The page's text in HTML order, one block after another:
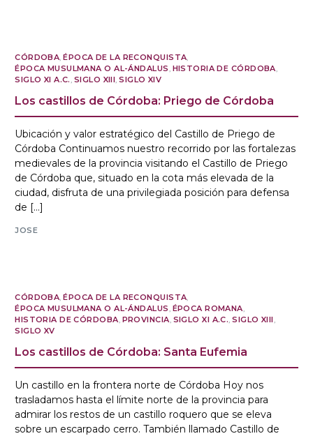
CÓRDOBA,ÉPOCA DE LA RECONQUISTA,
ÉPOCA MUSULMANA O AL-ÁNDALUS, HISTORIA DE CÓRDOBA,
SIGLO XI A.C., SIGLO XIII,SIGLO XIV
Los castillos de Córdoba: Priego de Córdoba
Ubicación y valor estratégico del Castillo de Priego de
Córdoba Continuamos nuestro recorrido por las fortalezas
medievales de la provincia visitando el Castillo de Priego
de Córdoba que, situado en la cota más elevada de la
ciudad, disfruta de una privilegiada posición para defensa
de […]
JOSE
CÓRDOBA ,ÉPOCA DE LA RECONQUISTA
ÉPOCA MUSULMANA O AL-ÁNDALUS ÉPOCA ROMANA
HISTORIA DE CÓRDOBA PROVINCIA SIGLO XI A.C. ,SIGLO XIII
SIGLO XV
Los castillos de Córdoba: Santa Eufemia
Un castillo en la frontera norte de Córdoba Hoy nos
trasladamos hasta el límite norte de la provincia para
admirar los restos de un castillo roquero que se eleva
sobre un escarpado cerro. También llamado Castillo de